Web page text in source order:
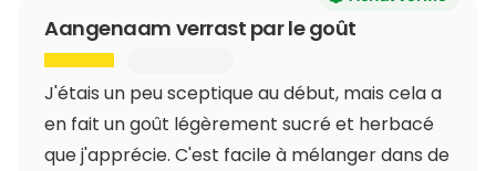
Aangenaam verrast par le goût
J'étais un peu sceptique au début, mais cela a
en fait un goût légèrement sucré et herbacé
que j'apprécie. C'est facile à mélanger dans de